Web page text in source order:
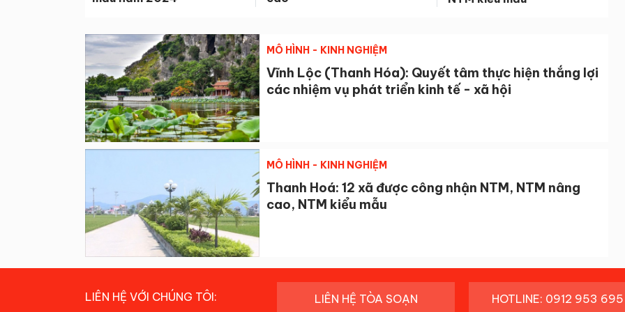
MÔ HÌNH - KINH NGHIỆM
Vĩnh Lộc (Thanh Hóa): Quyết tâm thực hiện thắng lợi
các nhiệm vụ phát triển kinh tế - xã hội
MÔ HÌNH - KINH NGHIỆM
Thanh Hoá: 12 xã được công nhận NTM, NTM nâng
cao, NTM kiểu mẫu
LIÊN HỆ VỚI CHÚNG TÔI: LIÊN HỆ TÒA SOẠN HOTLINE: 0912 953 695